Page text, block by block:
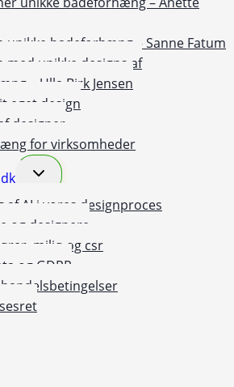
unikke badeforhæng – Sanne Fatum
med unikke designs af
– Ulla Birk Jensen
eget design
designer
for virksomheder
Skift
undermenu
af AI i vores designproces
og designere
miljø og csr
og GDPR
handelsbetingelser